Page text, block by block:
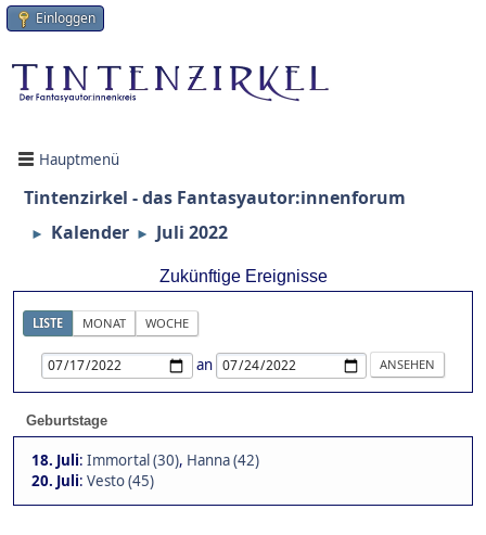
Einloggen
Hauptmenü
Tintenzirkel - das Fantasyautor:innenforum
► Kalender ► Juli 2022
Zukünftige Ereignisse
LISTE MONAT WOCHE
an
Geburtstage
18. Juli: Immortal (30), Hanna (42)
20. Juli: Vesto (45)